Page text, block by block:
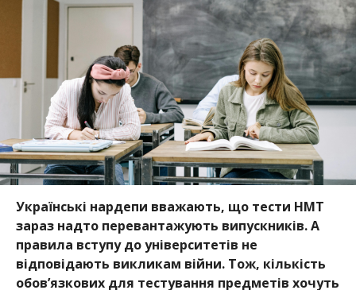
Українські нардепи вважають, що тести НМТ
зараз надто перевантажують випускників. А
правила вступу до університетів не
відповідають викликам війни. Тож, кількість
обов’язкових для тестування предметів хочуть